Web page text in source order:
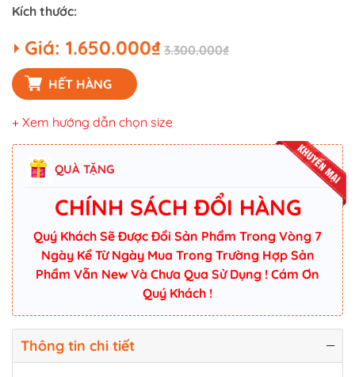
Kích thước:
Giá: 1.650.000₫ 3.300.000₫
HẾT HÀNG
+ Xem hướng dẫn chọn size
QUÀ TẶNG
CHÍNH SÁCH ĐỔI HÀNG
Quý Khách Sẽ Được Đổi Sản Phẩm Trong Vòng 7
Ngày Kể Từ Ngày Mua Trong Trường Hợp Sản
Phẩm Vẫn New Và Chưa Qua Sử Dụng ! Cám Ơn
Quý Khách !
Thông tin chi tiết